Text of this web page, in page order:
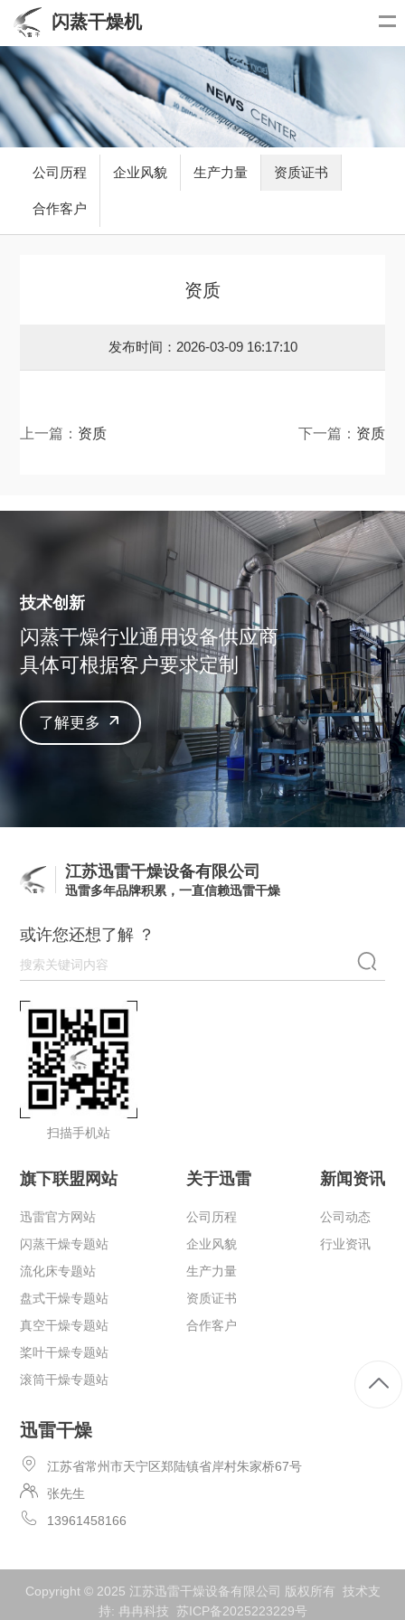
闪蒸干燥机
公司历程 企业风貌 生产力量 资质证书
合作客户
资质
发布时间：2026-03-09 16:17:10
上一篇： 资质 下一篇： 资质
技术创新
闪蒸干燥行业通用设备供应商
具体可根据客户要求定制
了解更多
江苏迅雷干燥设备有限公司
迅雷多年品牌积累，一直信赖迅雷干燥
或许您还想了解 ？
扫描手机站
旗下联盟网站
迅雷官方网站
闪蒸干燥专题站
流化床专题站
盘式干燥专题站
真空干燥专题站
桨叶干燥专题站
滚筒干燥专题站
关于迅雷
公司历程
企业风貌
生产力量
资质证书
合作客户
新闻资讯
公司动态
行业资讯
迅雷干燥
江苏省常州市天宁区郑陆镇省岸村朱家桥67号
张先生
13961458166
Copyright © 2025 江苏迅雷干燥设备有限公司 版权所有 技术支
持: 冉冉科技 苏ICP备2025223229号